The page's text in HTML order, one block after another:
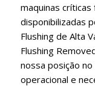
maquinas
disponibilizadas
Flushing de Alta
Flushing
nossa posição
operacional e